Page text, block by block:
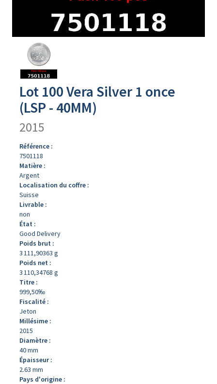
produit
Lot 100 Vera Silver 1 once
(LSP - 40MM)
2015
Référence :
7501118
Matière :
Argent
Localisation du coffre :
Suisse
Livrable :
non
État :
Good Delivery
Poids brut :
3 111,90363 g
Poids net :
3 110,34768 g
Titre :
999,50‰
Fiscalité :
Jeton
Millésime :
2015
Diamètre :
40 mm
Épaisseur :
2.63 mm
Pays d'origine :